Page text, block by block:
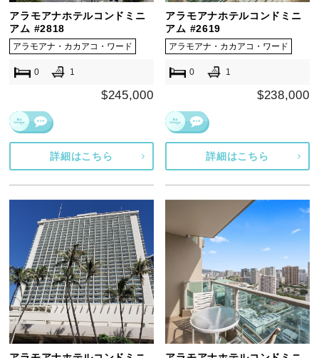
アラモアナホテルコンドミニ
アム #2818
アラモアナ・カカアコ・ワード
0 1
$245,000
詳細はこちら
アラモアナホテルコンドミニ
アム #2619
アラモアナ・カカアコ・ワード
0 1
$238,000
詳細はこちら